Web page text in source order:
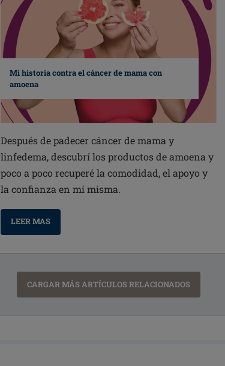
Mi historia contra el cáncer de mama con
amoena
Después de padecer cáncer de mama y
linfedema, descubrí los productos de amoena y
poco a poco recuperé la comodidad, el apoyo y
la confianza en mí misma.
LEER MAS
CARGAR MÁS ARTÍCULOS RELACIONADOS